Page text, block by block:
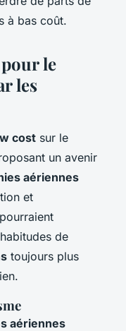
à bas coût.
le
les
cost sur le
un avenir
aériennes
et
de
toujours plus
aériennes